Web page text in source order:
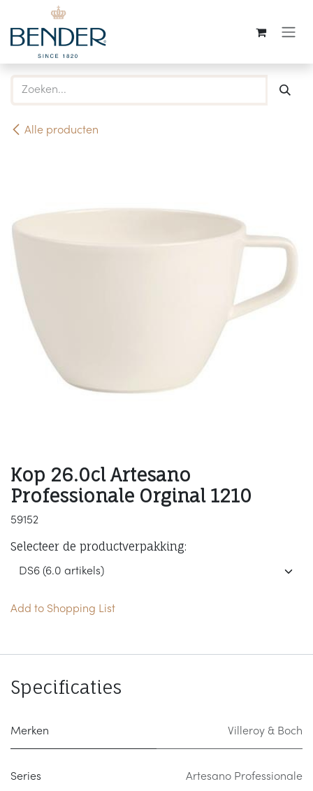
Overslaan naar inhoud
Alle producten
Kop 26.0cl Artesano
Professionale Orginal 1210
59152
Selecteer de productverpakking:
Add to Shopping List
Specificaties
Merken Villeroy & Boch
Series Artesano Professionale